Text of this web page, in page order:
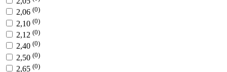
2,06 (0)
2,10 (0)
2,12 (0)
2,40 (0)
2,50 (0)
2,65 (0)